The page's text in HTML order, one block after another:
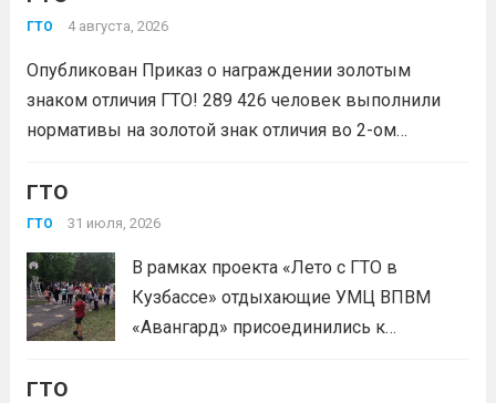
молодежных проектов среди
1сезон»! Проект направлен на
популяризацию Всероссийского
физкультурно-спортивного комплекса
ГТО 4 августа, 2026
Опубликован Приказ о награждении золотым
знаком отличия ГТО! 289 426 человек выполнили
нормативы на золотой знак отличия во 2-ом
млн человек по всей стране проверили свои силы в
испытаниях ГТО. Приказ...
ГТО
ГТО 31 июля, 2026
В рамках проекта «Лето с ГТО в
Кузбассе» отдыхающие УМЦ ВПВМ
«Авангард» присоединились к
ГТО